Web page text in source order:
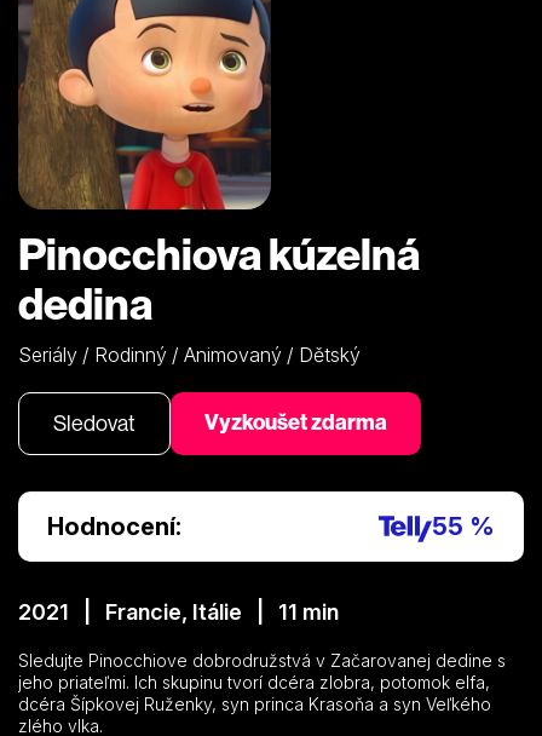
Pinocchiova kúzelná
dedina
Seriály / Rodinný / Animovaný / Dětský
Sledovat Vyzkoušet zdarma
Hodnocení: 55 %
2021 | Francie, Itálie | 11 min
Sledujte Pinocchiove dobrodružstvá v Začarovanej dedine s
jeho priateľmi. Ich skupinu tvorí dcéra zlobra, potomok elfa,
dcéra Šípkovej Ruženky, syn princa Krasoňa a syn Veľkého
zlého vlka.